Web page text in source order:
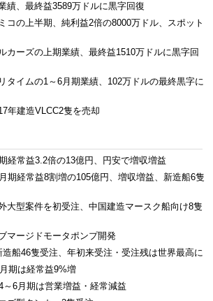
績、最終益3589万ドルに黒字回復
コの上半期、純利益2倍の8000万ドル、スポット
カーズの上期業績、最終益1510万ドルに黒字回
タイムの1～6月期業績、102万ドルの最終黒字に
年建造VLCC2隻を売却
経常益3.2倍の13億円、円安で増収増益
期経常益8割増の105億円、増収増益、新造船6隻
大型案件を初受注、中国建造マースク船向け8隻
マージドモータポンプ開発
船46隻受注、年初来受注・受注残は世界最高に
期は経常益9%増
～6月期は営業増益・経常減益